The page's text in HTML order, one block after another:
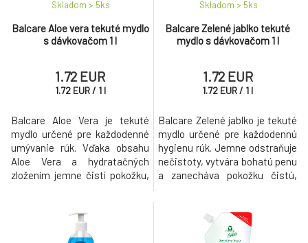
Balcare Aloe vera tekuté mydlo
s dávkovačom 1 l
Skladom > 5ks
1.72 EUR
1.72 EUR / 1 l
Balcare Aloe Vera je tekuté
mydlo určené pre každodenné
umývanie rúk. Vďaka obsahu
Aloe Vera a hydratačných
zložením jemne čistí pokožku,
hebké a svieže.
Balcare Zelené jablko tekuté
mydlo s dávkovačom 1 l
Skladom > 5ks
1.72 EUR
1.72 EUR/ 1 l
Balcare Zelené jablko je tekuté
mydlo určené pre každodennú
hygienu rúk. Jemne odstraňuje
nečistoty, vytvára bohatú penu
a zanecháva pokožku čistú,